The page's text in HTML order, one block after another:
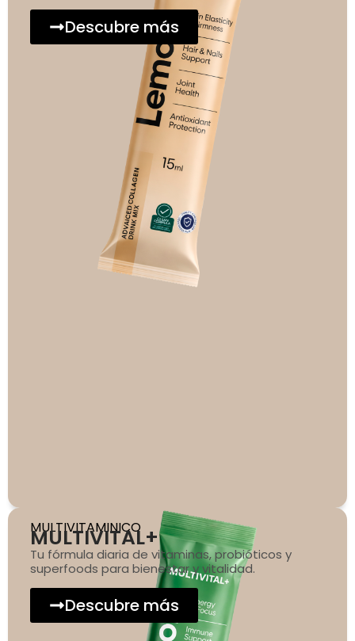
Descubre más
MULTIVITAMINICO
MULTIVITAL+
Tu fórmula diaria de vitaminas, probióticos y
superfoods para bienestar y vitalidad.
Descubre más